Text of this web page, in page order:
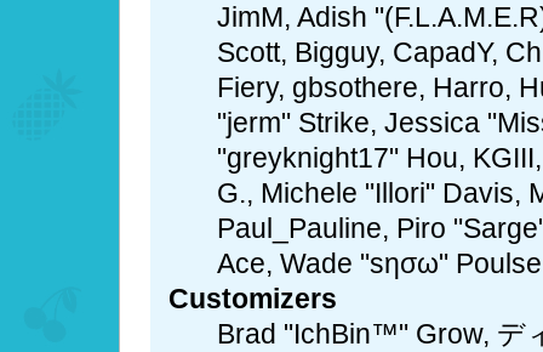
JimM, Adish
Scott, Bigguy, CapadY,
Fiery, gbsothere, Harro,
"jerm" Strike, Jessica
"greyknight17" Hou,
G., Michele "Illori" Davis,
Paul_Pauline, Piro
Ace, Wade "sησω"
Customizers
Brad "IchBin™" Grow, デ